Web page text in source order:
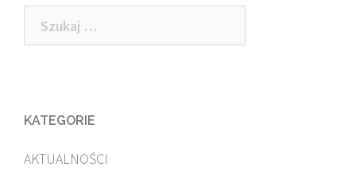
Szukaj:
KATEGORIE
AKTUALNOŚCI